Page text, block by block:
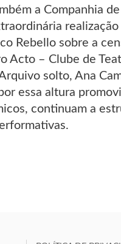
a Companhia
Rebello sobre a
Acto – Clube de
solto, Ana
essa altura
continuam a